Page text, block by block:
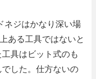
ネジはかなり深い場
ある工具ではないと
具はビット式のも
した。仕方ないの